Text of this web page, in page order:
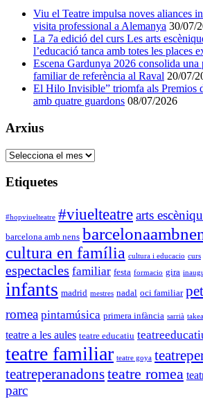
Viu el Teatre impulsa noves aliances
visita professional a Alemanya 30/07/
La 7a edició del curs Les arts
l’educació tanca amb totes les places
Escena Gardunya 2026 consolida
familiar de referència al Raval 20/07/
El Hilo Invisible” triomfa als Premios
amb quatre guardons 08/07/2026
Arxius
Arxius
Etiquetes
#hopviuelteatre #viuelteatrearts
barcelona amb nens
cultura en família cultura i educacio curs
espectacles familiar festa formacio gira
infants madrid mestres nadal oci familiar
romea pintamúsica primera infància sarrià
teatre a les aules teatre educatiu
teatre familiar teatre goya
teatreperanadonsteatre romea
parc